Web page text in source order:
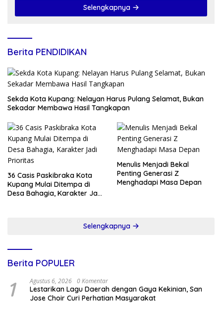
Selengkapnya
Berita PENDIDIKAN
Sekda Kota Kupang: Nelayan Harus Pulang Selamat, Bukan
Sekadar Membawa Hasil Tangkapan
36 Casis Paskibraka Kota
Kupang Mulai Ditempa di
Desa Bahagia, Karakter Jadi
Menulis Menjadi Bekal
Penting Generasi Z
Menghadapi Masa Depan
Selengkapnya
Berita POPULER
1 Agustus 6, 2026 0 Komentar
Lestarikan Lagu Daerah dengan Gaya Kekinian, San
Jose Choir Curi Perhatian Masyarakat